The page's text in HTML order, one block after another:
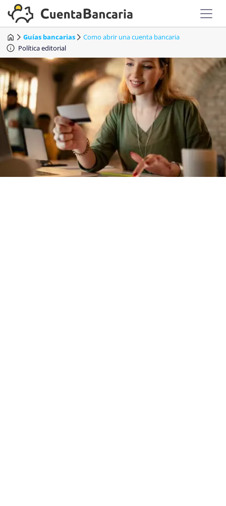
Guías bancarias
Como abrir una cuenta bancaria
Política editorial